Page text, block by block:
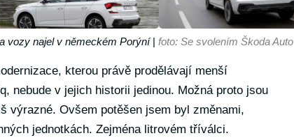
vozy najel v německém Porýní| foto: Se svolením Škoda Auto
kterou právě prodělávají menší
nebude v jejich historii jedinou. Možná proto jsou
výrazné. Ovšem potěšen jsem byl změnami,
jednotkách. Zejména litrovém tříválci.